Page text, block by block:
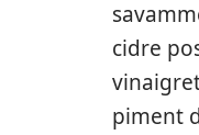
cidre
piment